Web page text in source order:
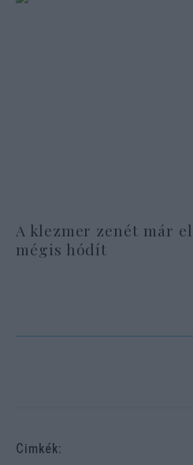
A klezmer zenét már
mégis hódít
Cimkék: